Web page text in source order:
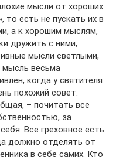
мысли от хороших
то есть не пускать их в
а к хорошим мыслям,
дружить с ними,
мысли светлыми,
весьма
когда у святителя
похожий совет:
– почитать все
за
Все греховное есть
должно отделять от
в себе самих. Кто